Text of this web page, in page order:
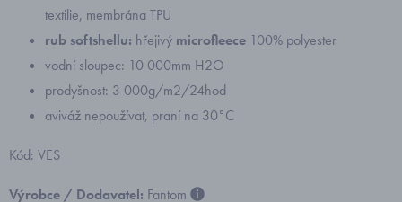
textilie, membrána TPU
rub softshellu: hřejivý microfleece 100% polyester
vodní sloupec: 10 000mm H2O
prodyšnost: 3 000g/m2/24hod
aviváž nepoužívat, praní na 30°C
Kód: VES
Výrobce / Dodavatel: Fantom